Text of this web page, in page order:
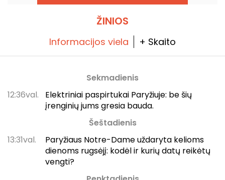
ŽINIOS
Informacijos viela + Skaito
Sekmadienis
12:36val.
Elektriniai paspirtukai Paryžiuje: be šių
įrenginių jums gresia bauda.
Šeštadienis
13:31val.
Paryžiaus Notre-Dame uždaryta kelioms
dienoms rugsėjį: kodėl ir kurių datų reikėtų
vengti?